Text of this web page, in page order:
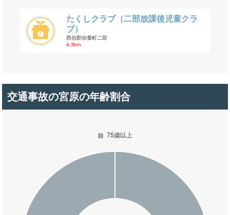
たくしクラブ（二部放課後児童クラ
ブ）
西伯郡伯耆町二部
4.3km
交通事故の宮原の年齢割合